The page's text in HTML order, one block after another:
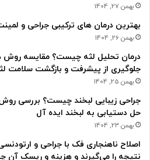
بهمن 27, 1404
بهترین درمان های ترکیبی جراحی و
بهمن 26, 1404
درمان تحلیل لثه چیست؟ مقایسه روش
جلوگیری از پیشرفت و بازگشت سلامت
بهمن 25, 1404
جراحی زیبایی لبخند چیست؟ بررسی روش
حل دستیابی به لبخند ایده آل
بهمن 23, 1404
اصلاح ناهنجاری فک با جراحی و
نتیجه را می‌گیرند و هزینه و ریسک